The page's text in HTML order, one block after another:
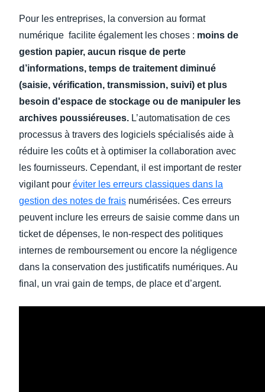
Pour les entreprises, la conversion au format
numérique facilite également les choses : moins de
gestion papier, aucun risque de perte
d’informations, temps de traitement diminué
(saisie, vérification, transmission, suivi) et plus
besoin d'espace de stockage ou de manipuler les
archives poussiéreuses. L’automatisation de ces
processus à travers des logiciels spécialisés aide à
réduire les coûts et à optimiser la collaboration avec
les fournisseurs. Cependant, il est important de rester
vigilant pour éviter les erreurs classiques dans la
gestion des notes de frais numérisées. Ces erreurs
peuvent inclure les erreurs de saisie comme dans un
ticket de dépenses, le non-respect des politiques
internes de remboursement ou encore la négligence
dans la conservation des justificatifs numériques. Au
final, un vrai gain de temps, de place et d’argent.